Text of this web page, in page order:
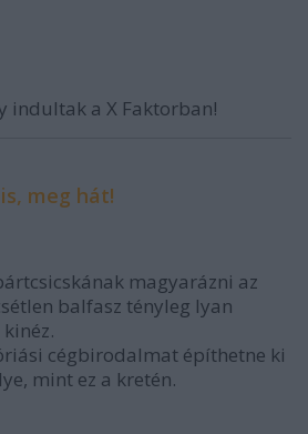
indultak a X Faktorban!
meg hát!
magyarázni az
balfasz tényleg lyan
cégbirodalmat építhetne ki
mint ez a kretén.